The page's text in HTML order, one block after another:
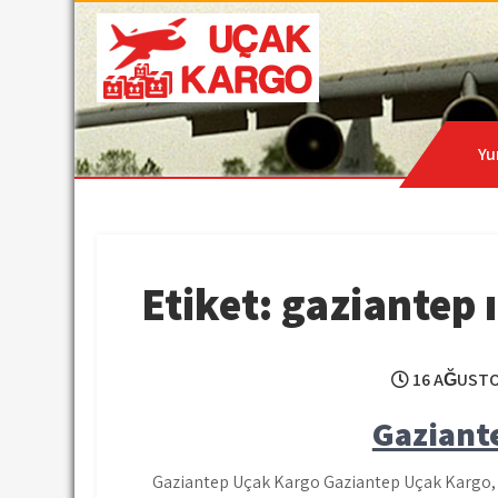
Hava Kargo | Acil
Uçak Kargo
Etiket: gaziantep
16
Gaziantep Uçak Kargo Gaziantep Uçak